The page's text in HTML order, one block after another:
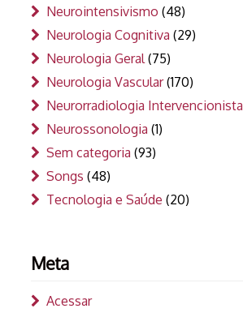
Neurointensivismo (48)
Neurologia Cognitiva (29)
Neurologia Geral (75)
Neurologia Vascular(170)
Neurorradiologia Intervencionista
Neurossonologia (1)
Sem categoria (93)
Songs (48)
Tecnologia e Saúde (20)
Meta
Acessar